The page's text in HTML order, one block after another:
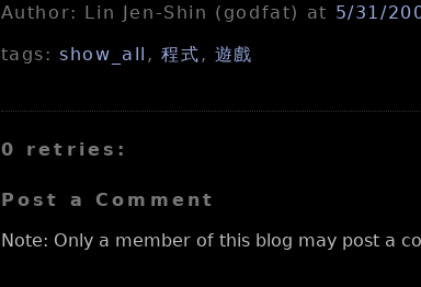
Author: Lin Jen-Shin (godfat) at 5/31/
tags:show_all ,程式 , 遊戲
0 retries:
Post a Comment
Note: Only a member of this blog may post a